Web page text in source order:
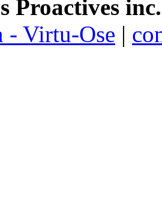
Proactives inc.
- Virtu-Ose |